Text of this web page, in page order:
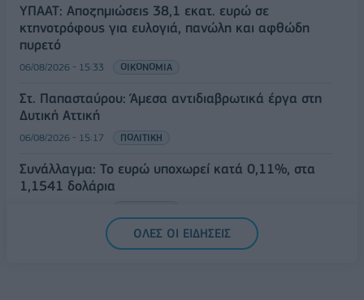
ΥΠΑΑΤ: Αποζημιώσεις 38,1 εκατ. ευρώ σε
κτηνοτρόφους για ευλογιά, πανώλη και αφθώδη
πυρετό
06/08/2026 - 15:33 ΟΙΚΟΝΟΜΙΑ
Στ. Παπασταύρου: Άμεσα αντιδιαβρωτικά έργα στη
Δυτική Αττική
06/08/2026 - 15:17 ΠΟΛΙΤΙΚΗ
Συνάλλαγμα: Το ευρώ υποχωρεί κατά 0,11%, στα
1,1541 δολάρια
ΟΛΕΣ ΟΙ ΕΙΔΗΣΕΙΣ